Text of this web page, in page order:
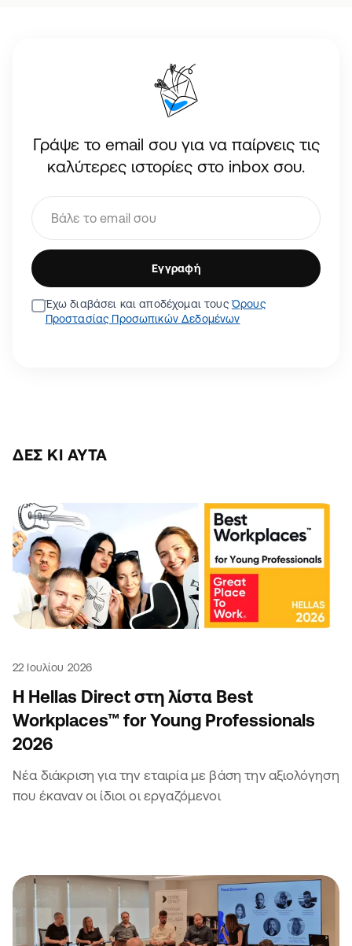
Γράψε το email σου για να παίρνεις τις
καλύτερες ιστορίες στο inbox σου.
Εγγραφή
Έχω διαβάσει και αποδέχομαι τουςΌρους
Προστασίας Προσωπικών Δεδομένων
ΔΕΣ ΚΙ ΑΥΤΆ
22 Ιουλίου 2026
Η Hellas Direct στη λίστα Best
Workplaces™ for Young Professionals
2026
Νέα διάκριση για την εταιρία με βάση την αξιολόγηση
που έκαναν οι ίδιοι οι εργαζόμενοι